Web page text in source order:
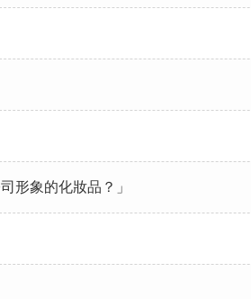
形象的化妝品？」